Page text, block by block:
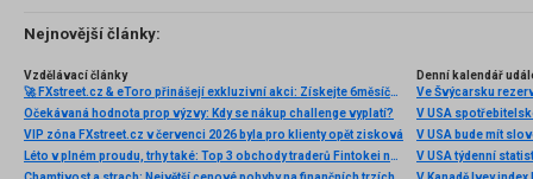
několik příkladů nejznámějších z nich.
Nejnovější články:
Vzdělávací články
🚀 FXstreet.cz & eToro přinášejí exkluzivní akci: Získejte 6měsíční členství ve VIP zóně ZDARMA
Očekávaná hodnota prop výzvy: Kdy se nákup challenge vyplatí?
VIP zóna FXstreet.cz v červenci 2026 byla pro klienty opět zisková
Léto v plném proudu, trhy také: Top 3 obchody traderů Fintokei na indexech a zlatě
Denní kalendář
Ve Švýcarsku
V USA
V USA bude mít
V USA týdenní